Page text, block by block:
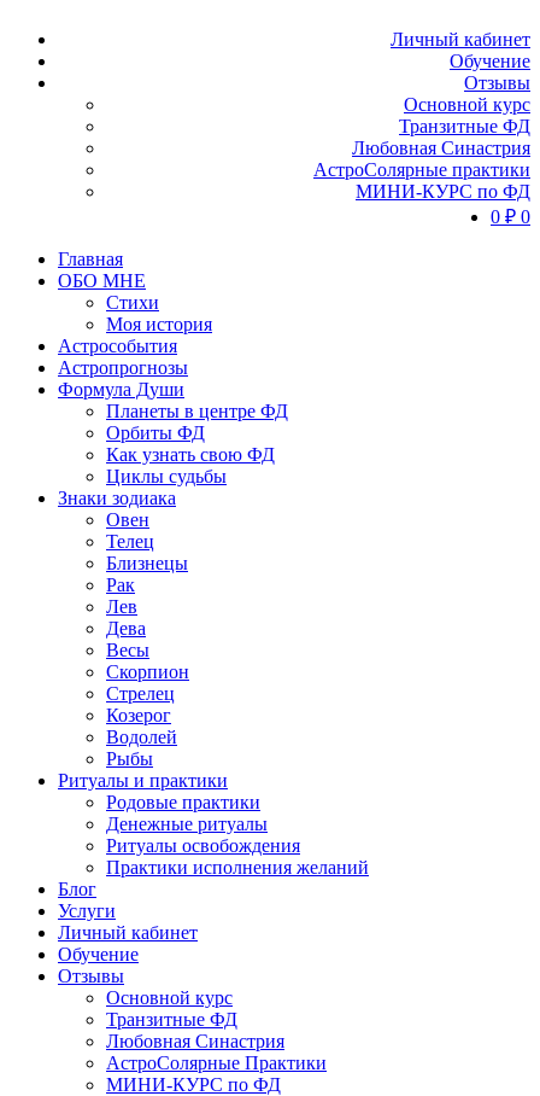
Личный кабинет
Обучение
Отзывы
Основной курс
Транзитные ФД
Любовная Синастрия
АстроСолярные практики
МИНИ-КУРС по ФД
0 ₽ 0
Главная
ОБО МНЕ
Стихи
Моя история
Астрособытия
Астропрогнозы
Формула Души
Планеты в центре ФД
Орбиты ФД
Как узнать свою ФД
Циклы судьбы
Знаки зодиака
Овен
Телец
Близнецы
Рак
Лев
Дева
Весы
Скорпион
Стрелец
Козерог
Водолей
Рыбы
Ритуалы и практики
Родовые практики
Денежные ритуалы
Ритуалы освобождения
Практики исполнения желаний
Блог
Услуги
Личный кабинет
Обучение
Отзывы
Основной курс
Транзитные ФД
Любовная Синастрия
АстроСолярные Практики
МИНИ-КУРС по ФД